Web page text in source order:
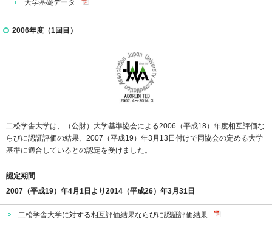
大学基礎データ
2006年度（1回目）
二松学舎大学は、（公財）大学基準協会による2006（平成18）年度相互評価な
らびに認証評価の結果、2007（平成19）年3月13日付けで同協会の定める大学
基準に適合しているとの認定を受けました。
認定期間
2007（平成19）年4月1日より2014（平成26）年3月31日
二松学舎大学に対する相互評価結果ならびに認証評価結果